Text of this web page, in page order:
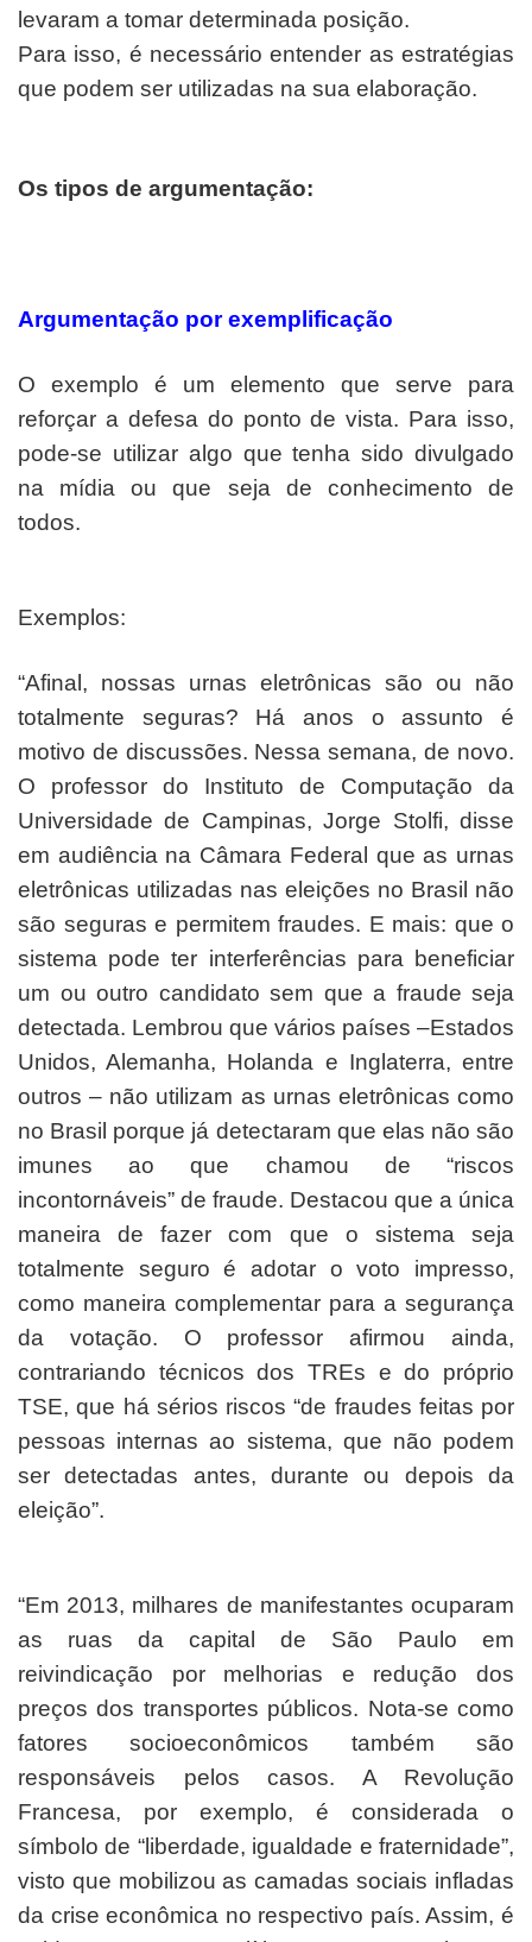
levaram a tomar determinada posição.
Para isso, é necessário entender as estratégias
que podem ser utilizadas na sua elaboração.
Os tipos de argumentação:
Argumentação por exemplificação
O exemplo é um elemento que serve para
reforçar a defesa do ponto de vista. Para isso,
pode-se utilizar algo que tenha sido divulgado
na mídia ou que seja de conhecimento de
todos.
Exemplos:
“Afinal, nossas urnas eletrônicas são ou não
totalmente seguras? Há anos o assunto é
motivo de discussões. Nessa semana, de novo.
O professor do Instituto de Computação da
Universidade de Campinas, Jorge Stolfi, disse
em audiência na Câmara Federal que as urnas
eletrônicas utilizadas nas eleições no Brasil não
são seguras e permitem fraudes. E mais: que o
sistema pode ter interferências para beneficiar
um ou outro candidato sem que a fraude seja
detectada. Lembrou que vários países –Estados
Unidos, Alemanha, Holanda e Inglaterra, entre
outros – não utilizam as urnas eletrônicas como
no Brasil porque já detectaram que elas não são
imunes ao que chamou de “riscos
incontornáveis” de fraude. Destacou que a única
maneira de fazer com que o sistema seja
totalmente seguro é adotar o voto impresso,
como maneira complementar para a segurança
da votação. O professor afirmou ainda,
contrariando técnicos dos TREs e do próprio
TSE, que há sérios riscos “de fraudes feitas por
pessoas internas ao sistema, que não podem
ser detectadas antes, durante ou depois da
eleição”.
“Em 2013, milhares de manifestantes ocuparam
as ruas da capital de São Paulo em
reivindicação por melhorias e redução dos
preços dos transportes públicos. Nota-se como
fatores socioeconômicos também são
responsáveis pelos casos. A Revolução
Francesa, por exemplo, é considerada o
símbolo de “liberdade, igualdade e fraternidade”,
visto que mobilizou as camadas sociais infladas
da crise econômica no respectivo país. Assim, é